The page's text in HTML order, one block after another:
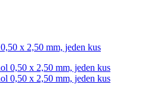
x 2,50 mm, jeden kus